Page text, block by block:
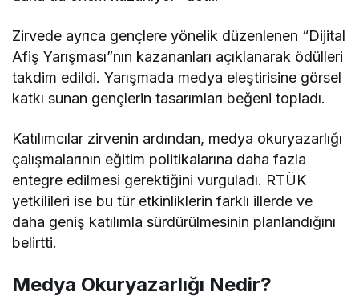
Zirvede ayrıca gençlere yönelik düzenlenen “Dijital
Afiş Yarışması”nın kazananları açıklanarak ödülleri
takdim edildi. Yarışmada medya eleştirisine görsel
katkı sunan gençlerin tasarımları beğeni topladı.
Katılımcılar zirvenin ardından, medya okuryazarlığı
çalışmalarının eğitim politikalarına daha fazla
entegre edilmesi gerektiğini vurguladı. RTÜK
yetkilileri ise bu tür etkinliklerin farklı illerde ve
daha geniş katılımla sürdürülmesinin planlandığını
belirtti.
Medya Okuryazarlığı Nedir?